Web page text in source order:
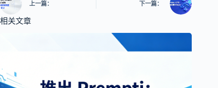
上一篇： 下一篇：
相关文章